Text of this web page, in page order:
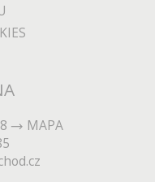
MAPA